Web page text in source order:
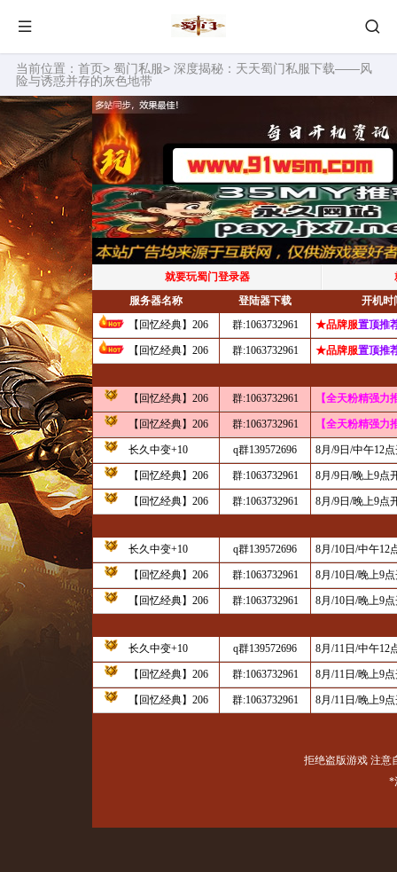
当前位置： 首页> 蜀门私服> 深度揭秘：天天蜀门私服下载——风
险与诱惑并存的灰色地带